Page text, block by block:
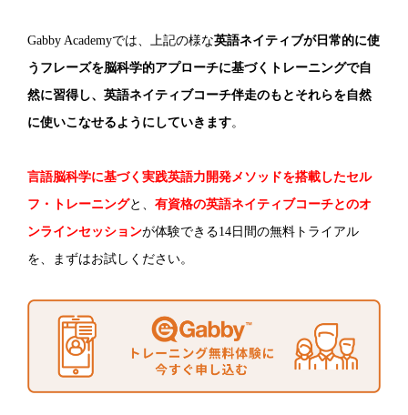
Gabby Academyでは、上記の様な英語ネイティブが日常的に使
うフレーズを脳科学的アプローチに基づくトレーニングで自
然に習得し、英語ネイティブコーチ伴走のもとそれらを自然
に使いこなせるようにしていきます。
言語脳科学に基づく実践英語力開発メソッドを搭載したセル
フ・トレーニングと、有資格の英語ネイティブコーチとのオ
ンラインセッションが体験できる14日間の無料トライアル
を、まずはお試しください。